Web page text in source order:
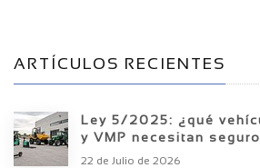
ARTÍCULOS RECIENTES
Ley 5/2025: ¿qué
y VMP necesitan
22 de Julio de 2026